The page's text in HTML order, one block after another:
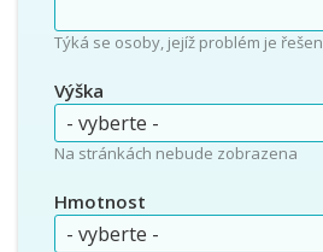
Týká se osoby, jejíž problém je řešen
Výška
Na stránkách nebude zobrazena
Hmotnost